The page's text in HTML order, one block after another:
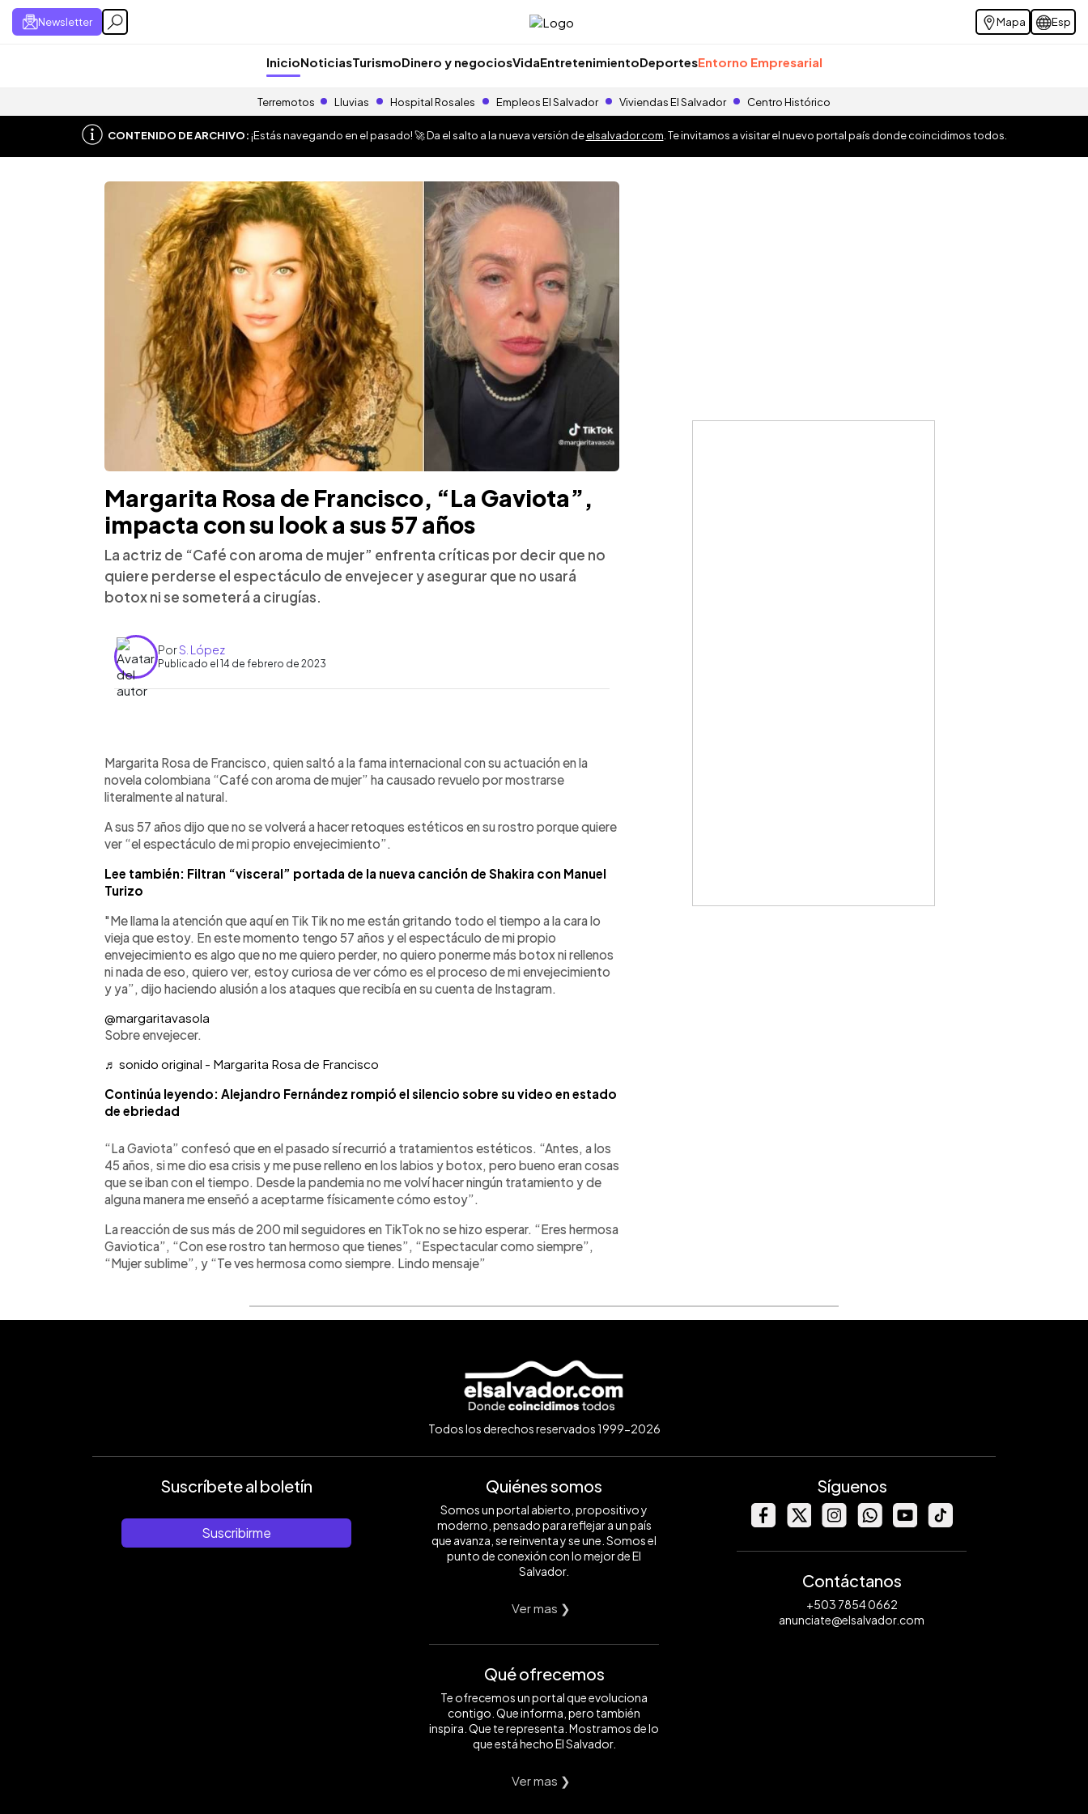
Newsletter Mapa Esp
InicioNoticiasTurismoDinero y negociosVidaEntretenimientoDeportesEntorno Empresarial
Terremotos Lluvias Hospital Rosales Empleos El Salvador Viviendas El Salvador Centro Histórico
CONTENIDO DE ARCHIVO:¡Estás navegando en el pasado! 🚀 Da el salto a la nueva versión deelsalvador.com . Te invitamos a visitar el nuevo portal país donde coincidimos todos.
Margarita Rosa de Francisco, “La Gaviota”,
impacta con su look a sus 57 años
La actriz de “Café con aroma de mujer” enfrenta críticas por decir que no
quiere perderse el espectáculo de envejecer y asegurar que no usará
botox ni se someterá a cirugías.
PorS. López
Publicado el 14 de febrero de 2023
► Escuchar artículo
Margarita Rosa de Francisco, quien saltó a la fama internacional con su actuación en la
novela colombiana “Café con aroma de mujer” ha causado revuelo por mostrarse
literalmente al natural.
A sus 57 años dijo que no se volverá a hacer retoques estéticos en su rostro porque quiere
ver “el espectáculo de mi propio envejecimiento”.
Lee también: Filtran “visceral” portada de la nueva canción de Shakira con Manuel
Turizo
"Me llama la atención que aquí en Tik Tik no me están gritando todo el tiempo a la cara lo
vieja que estoy. En este momento tengo 57 años y el espectáculo de mi propio
envejecimiento es algo que no me quiero perder, no quiero ponerme más botox ni rellenos
ni nada de eso, quiero ver, estoy curiosa de ver cómo es el proceso de mi envejecimiento
y ya”, dijo haciendo alusión a los ataques que recibía en su cuenta de Instagram.
@margaritavasola
Sobre envejecer.
♬ sonido original - Margarita Rosa de Francisco
Continúa leyendo: Alejandro Fernández rompió el silencio sobre su video en estado
de ebriedad
“La Gaviota” confesó que en el pasado sí recurrió a tratamientos estéticos. “Antes, a los
45 años, si me dio esa crisis y me puse relleno en los labios y botox, pero bueno eran cosas
que se iban con el tiempo. Desde la pandemia no me volví hacer ningún tratamiento y de
alguna manera me enseñó a aceptarme físicamente cómo estoy”.
La reacción de sus más de 200 mil seguidores en TikTok no se hizo esperar. “Eres hermosa
Gaviotica”, “Con ese rostro tan hermoso que tienes”, “Espectacular como siempre”,
“Mujer sublime”, y “Te ves hermosa como siempre. Lindo mensaje”
Todos los derechos reservados 1999-2026
Suscríbete al boletín
Suscribirme
Quiénes somos
Somos un portal abierto, propositivo y
moderno, pensado para reflejar a un país
que avanza, se reinventa y se une. Somos el
punto de conexión con lo mejor de El
Salvador.
Ver mas ❯
Qué ofrecemos
Te ofrecemos un portal que evoluciona
contigo. Que informa, pero también
inspira. Que te representa. Mostramos de lo
que está hecho El Salvador.
Ver mas ❯
Síguenos
Contáctanos
+503 7854 0662
anunciate@elsalvador.com